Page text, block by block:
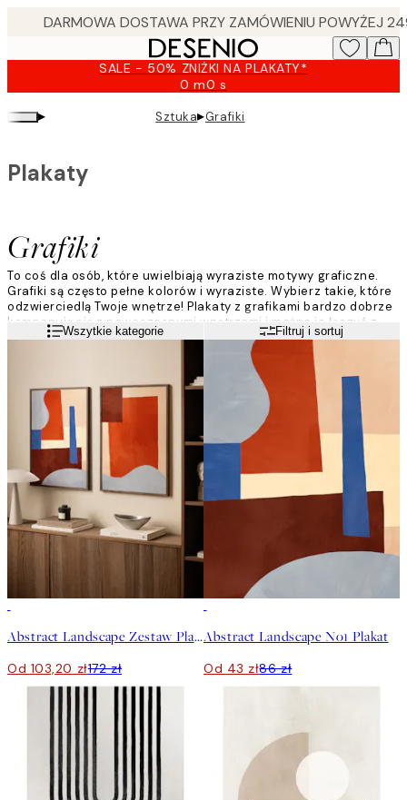
SALE - 50% ZNIŻKI NA PLAKATY*
0 m0 s
Ważny
do:
2026-
▸ Sztuka▸Grafiki
Grafiki
Plakaty
To coś dla osób, które uwielbiają wyraziste motywy graficzne.
Grafiki są często pełne kolorów i wyraziste. Wybierz takie, które
odzwierciedlą Twoje wnętrze! Plakaty z grafikami bardzo dobrze
komponują się z nowoczesnymi wnętrzami i można je łączyć z
typografią lub fotografią artystyczną – wystarczy dać pole do
Czytaj więcejWszytkie kategorie Filtruj i sortuj
Abstract Landscape Zestaw Plakatów
Od 103,20 zł172 zł
Abstract Landscape No1 Plakat
Od 43 zł86 zł